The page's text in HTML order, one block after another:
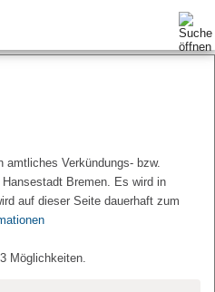
Verkündungs- bzw.
Bremen. Es wird in
auf dieser Seite dauerhaft zum
Möglichkeiten.